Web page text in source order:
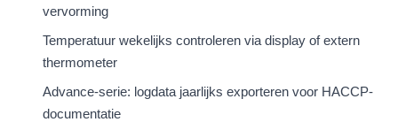
vervorming
Temperatuur wekelijks controleren via display of extern
thermometer
Advance-serie: logdata jaarlijks exporteren voor HACCP-
documentatie